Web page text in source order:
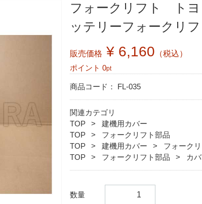
フォークリフト ト
ッテリーフォークリフ
販売価格 ¥ 6,160 （税込）
ポイント 0pt
商品コード： FL-035
関連カテゴリ
TOP
建機用カバー
TOP
フォークリフト部品
TOP
建機用カバー
フォーク
TOP
フォークリフト部品 カ
数量